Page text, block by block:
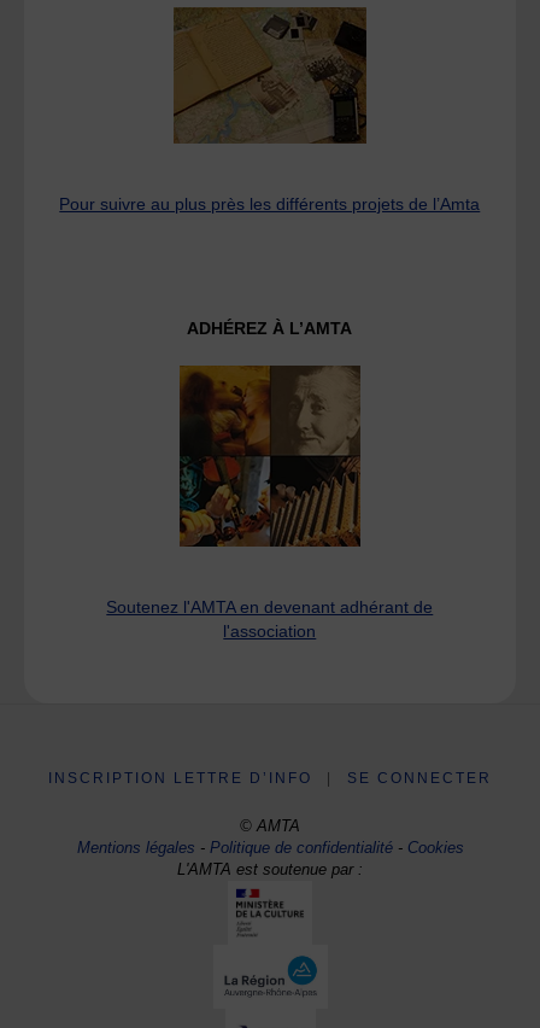
Pour suivre au plus près les différents projets de l’Amta
ADHÉREZ À L’AMTA
Soutenez l'AMTA en devenant adhérant de
l'association
INSCRIPTION LETTRE D’INFO SE CONNECTER
© AMTA
Mentions légales -Politique de confidentialité- Cookies
L'AMTA est soutenue par :